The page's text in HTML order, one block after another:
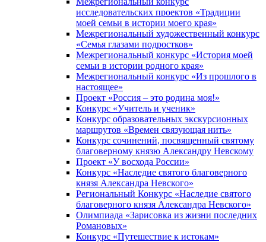
исследовательских проектов «Традиции
моей семьи в истории моего края»
Межрегиональный художественный конкурс
«Семья глазами подростков»
Межрегиональный конкурс «История моей
семьи в истории родного края»
Межрегиональный конкурс «Из прошлого в
настоящее»
Проект «Россия – это родина моя!»
Конкурс «Учитель и ученик»
Конкурс образовательных экскурсионных
маршрутов «Времен связующая нить»
Конкурс сочинений, посвященный святому
благоверному князю Александру Невскому
Проект «У восхода России»
Конкурс «Наследие святого благоверного
князя Александра Невского»
Региональный Конкурс «Наследие святого
благоверного князя Александра Невского»
Олимпиада «Зарисовка из жизни последних
Романовых»
Конкурс «Путешествие к истокам»